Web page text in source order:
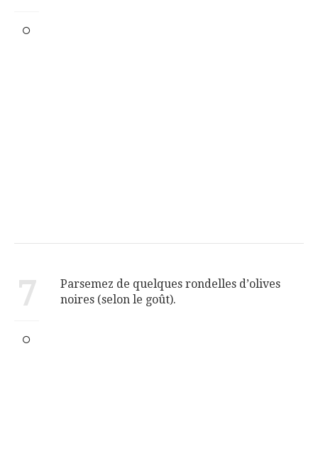
7
Parsemez de quelques rondelles d’olives
noires (selon le goût).